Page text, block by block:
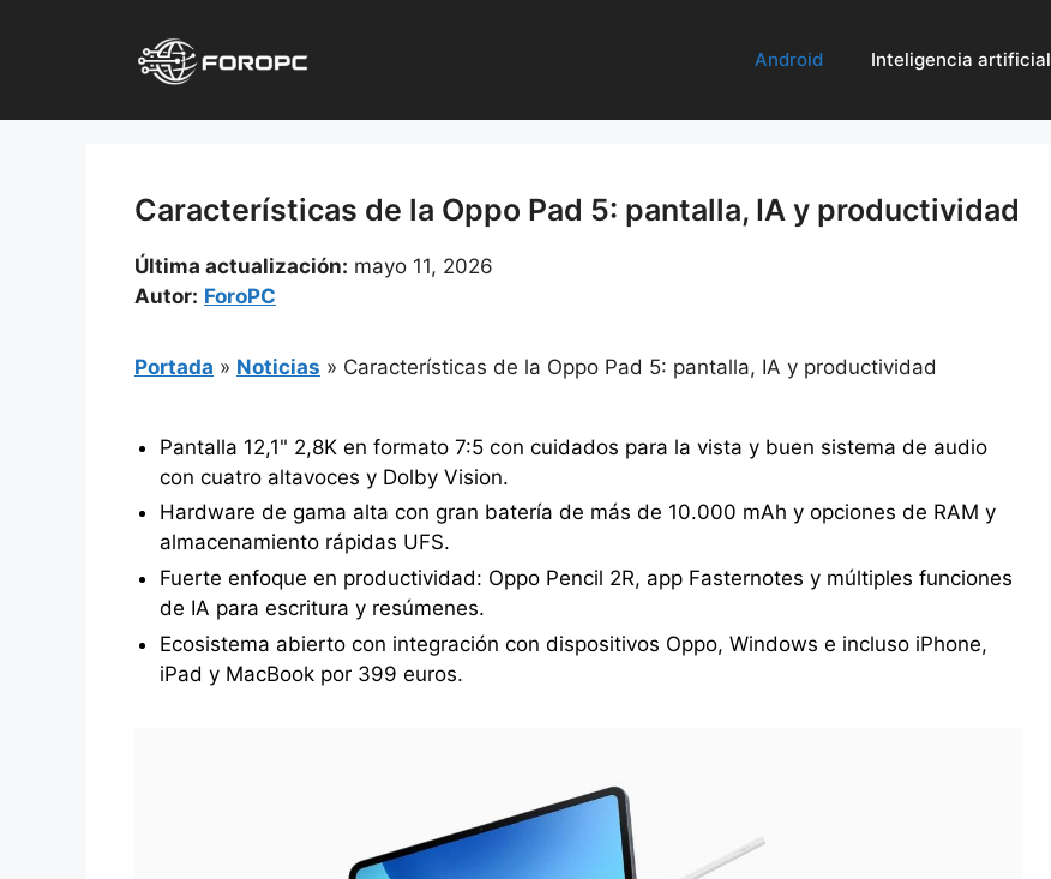
Android Inteligencia artificial
Características de la Oppo Pad 5: pantalla, IA y productividad
Última actualización: mayo 11, 2026
Autor: ForoPC
Portada » Noticias » Características de la Oppo Pad 5: pantalla, IA y productividad
Pantalla 12,1" 2,8K en formato 7:5 con cuidados para la vista y buen sistema de audio
con cuatro altavoces y Dolby Vision.
Hardware de gama alta con gran batería de más de 10.000 mAh y opciones de RAM y
almacenamiento rápidas UFS.
Fuerte enfoque en productividad: Oppo Pencil 2R, app Fasternotes y múltiples funciones
de IA para escritura y resúmenes.
Ecosistema abierto con integración con dispositivos Oppo, Windows e incluso iPhone,
iPad y MacBook por 399 euros.